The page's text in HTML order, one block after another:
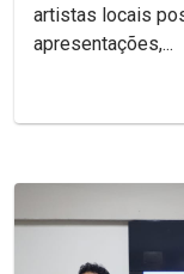
artistas locais
apresentações,...